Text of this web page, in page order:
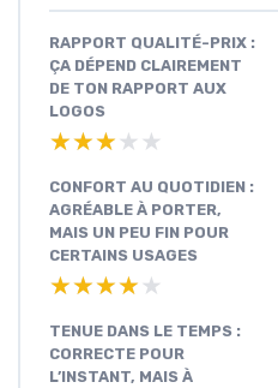
RAPPORT QUALITÉ-PRIX :
ÇA DÉPEND CLAIREMENT
DE TON RAPPORT AUX
LOGOS
★★★★★
★★★★★
CONFORT AU QUOTIDIEN :
AGRÉABLE À PORTER,
MAIS UN PEU FIN POUR
CERTAINS USAGES
★★★★★
★★★★★
TENUE DANS LE TEMPS :
CORRECTE POUR
L’INSTANT, MAIS À